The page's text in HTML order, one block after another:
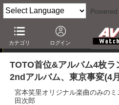
Powered
カテゴリ ログイン
e-onkyo music週間ハイレゾベ
TOTO首位&アルバム4枚ラ
2ndアルバム、東京事変(4
宮本笑里オリジナル楽曲のみの
田次郎